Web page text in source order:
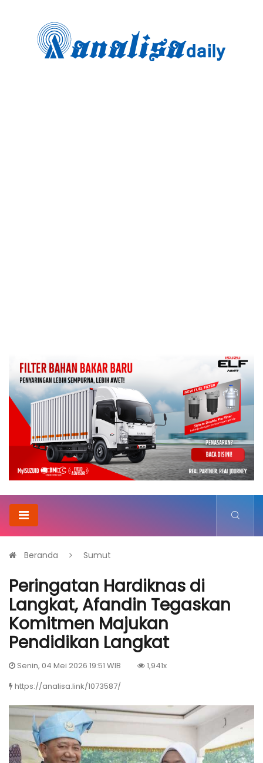
Beranda Sumut
Peringatan Hardiknas di
Langkat, Afandin Tegaskan
Komitmen Majukan
Pendidikan Langkat
Senin, 04 Mei 2026 19:51 WIB
1,941x
https://analisa.link/1073587/